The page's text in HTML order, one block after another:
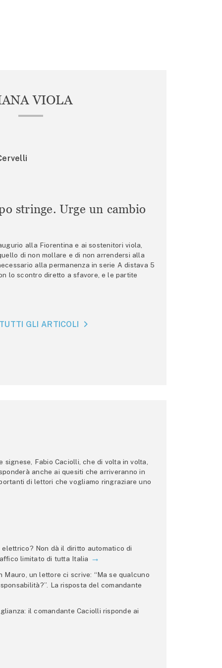
VIOLA
stringe. Urge un cambio
alla Fiorentina e ai sostenitori viola,
di non mollare e di non arrendersi alla
alla permanenza in serie A distava 5
lo scontro diretto a sfavore, e le partite
GLI ARTICOLI
Fabio Caciolli, che di volta in volta,
anche ai quesiti che arriveranno in
di lettori che vogliamo ringraziare uno
Non dà il diritto automatico di
limitato di tutta Italia
Mauro, un lettore ci scrive: “Ma se qualcuno
La risposta del comandante
il comandante Caciolli risponde ai